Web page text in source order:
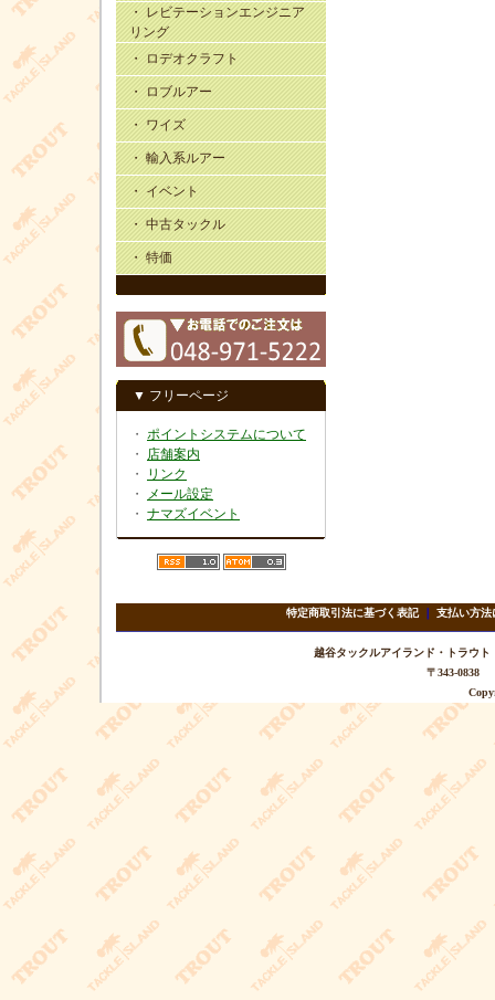
・ レビテーションエンジニア
リング
・ ロデオクラフト
・ ロブルアー
・ ワイズ
・ 輸入系ルアー
・ イベント
・ 中古タックル
・ 特価
▼ フリーページ
・ ポイントシステムについて
・ 店舗案内
・
リンク
・
メール設定
・ ナマズイベント
特定商取引法に基づく表記｜ 支払い方法
越谷タックルアイランド・トラ
〒343-0838